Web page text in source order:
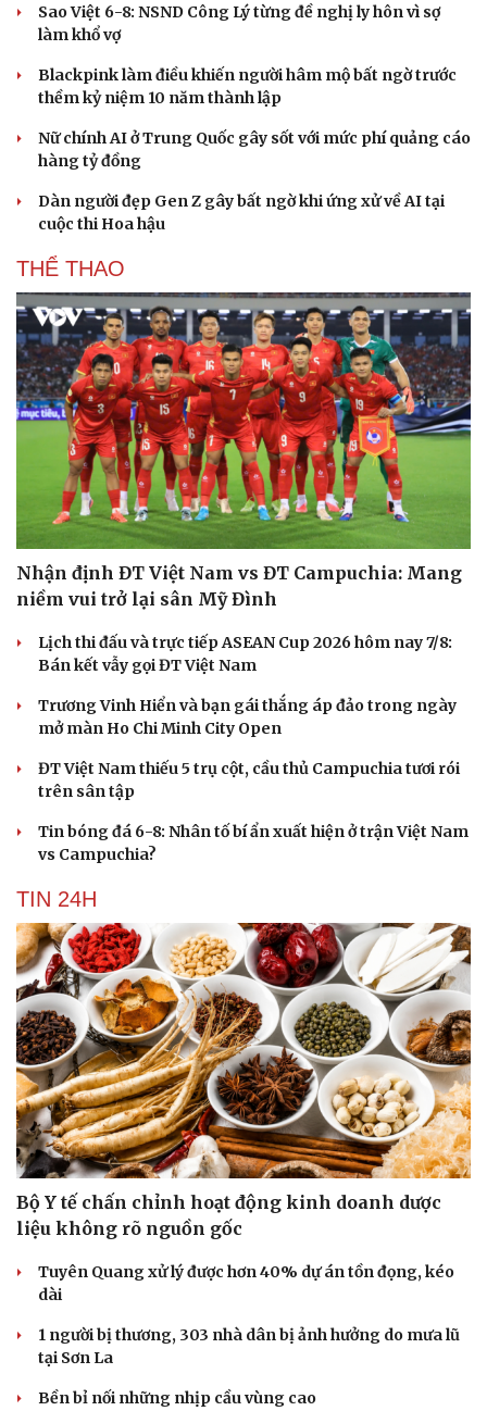
Cải chính
Sao Việt 6-8: NSND Công Lý từng đề nghị ly hôn vì sợ
làm khổ vợ
Blackpink làm điều khiến người hâm mộ bất ngờ trước
thềm kỷ niệm 10 năm thành lập
Nữ chính AI ở Trung Quốc gây sốt với mức phí quảng cáo
hàng tỷ đồng
Dàn người đẹp Gen Z gây bất ngờ khi ứng xử về AI tại
cuộc thi Hoa hậu
THỂ THAO
Nhận định ĐT Việt Nam vs ĐT Campuchia: Mang
niềm vui trở lại sân Mỹ Đình
Lịch thi đấu và trực tiếp ASEAN Cup 2026 hôm nay 7/8:
Bán kết vẫy gọi ĐT Việt Nam
Trương Vinh Hiển và bạn gái thắng áp đảo trong ngày
mở màn Ho Chi Minh City Open
ĐT Việt Nam thiếu 5 trụ cột, cầu thủ Campuchia tươi rói
trên sân tập
Tin bóng đá 6-8: Nhân tố bí ẩn xuất hiện ở trận Việt Nam
vs Campuchia?
TIN 24H
Bộ Y tế chấn chỉnh hoạt động kinh doanh dược
liệu không rõ nguồn gốc
Tuyên Quang xử lý được hơn 40% dự án tồn đọng, kéo
dài
1 người bị thương, 303 nhà dân bị ảnh hưởng do mưa lũ
tại Sơn La
Bền bỉ nối những nhịp cầu vùng cao